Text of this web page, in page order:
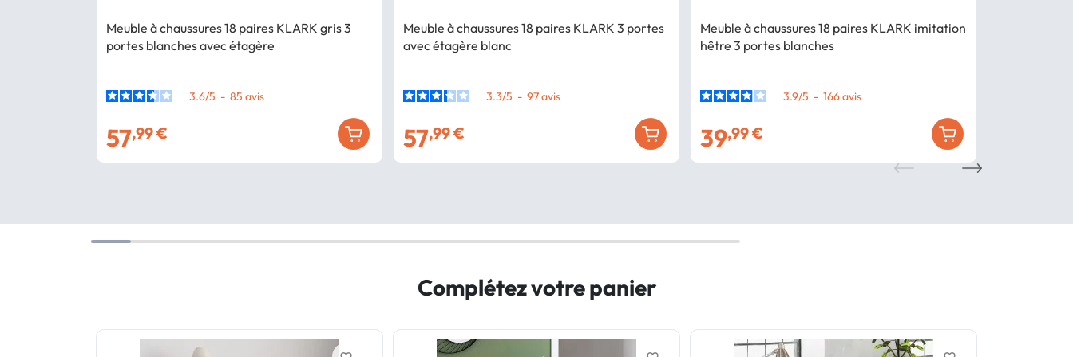
Meuble à chaussures 18 paires KLARK gris 3
portes blanches avec étagère
3.6/5 - 85 avis
57,99 €
Meuble à chaussures 18 paires KLARK 3 portes
avec étagère blanc
3.3/5 - 97avis
57,99 €
Meuble à chaussures 18 paires KLARK imitation
hêtre 3 portes blanches
3.9/5 - 166avis
39,99 €
Complétez votre panier